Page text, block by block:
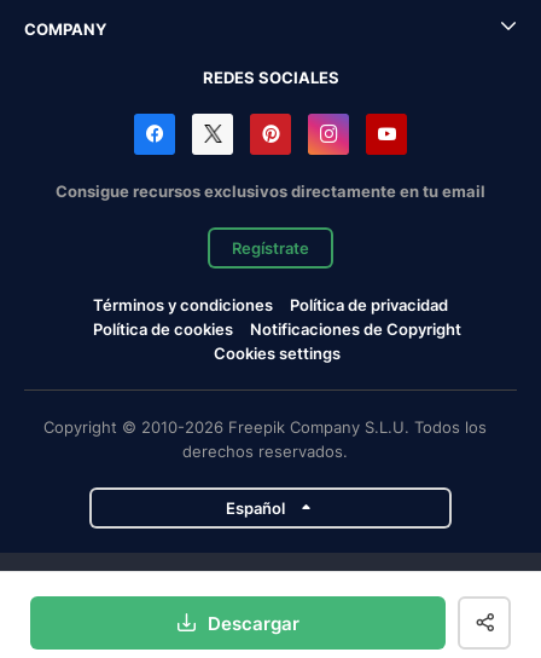
Descargar
COMPANY
REDES SOCIALES
Consigue recursos exclusivos directamente en tu email
Regístrate
Términos y condiciones
Política de privacidad
Política de cookies
Notificaciones de Copyright
Cookies settings
Copyright © 2010-2026 Freepik Company S.L.U. Todos los
derechos reservados.
Español
Magnific Flaticon